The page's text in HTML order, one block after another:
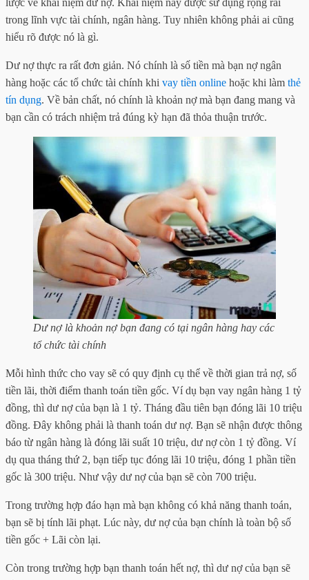
trong lĩnh vực tài chính, ngân hàng. Tuy nhiên không phải ai cũng
hiểu rõ được nó là gì.
Dư nợ thực ra rất đơn giản. Nó chính là số tiền mà bạn nợ ngân
hàng hoặc các tổ chức tài chính khi vay tiền online hoặc khi làm thẻ
tín dụng. Về bản chất, nó chính là khoản nợ mà bạn đang mang và
bạn cần có trách nhiệm trả đúng kỳ hạn đã thỏa thuận trước.
Dư nợ là khoản nợ bạn đang có tại ngân hàng hay các
tổ chức tài chính
Mỗi hình thức cho vay sẽ có quy định cụ thể về thời gian trả nợ, số
tiền lãi, thời điểm thanh toán tiền gốc. Ví dụ bạn vay ngân hàng 1 tỷ
đồng, thì dư nợ của bạn là 1 tỷ. Tháng đầu tiên bạn đóng lãi 10 triệu
đồng. Đây không phải là thanh toán dư nợ. Bạn sẽ nhận được thông
báo từ ngân hàng là đóng lãi suất 10 triệu, dư nợ còn 1 tỷ đồng. Ví
dụ qua tháng thứ 2, bạn tiếp tục đóng lãi 10 triệu, đóng 1 phần tiền
gốc là 300 triệu. Như vậy dư nợ của bạn sẽ còn 700 triệu.
Trong trường hợp đáo hạn mà bạn không có khả năng thanh toán,
bạn sẽ bị tính lãi phạt. Lúc này, dư nợ của bạn chính là toàn bộ số
tiền gốc + Lãi còn lại.
Còn trong trường hợp bạn thanh toán hết nợ, thì dư nợ của bạn sẽ